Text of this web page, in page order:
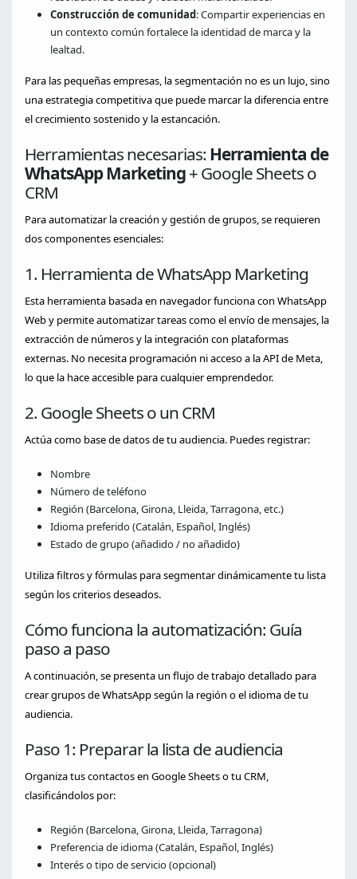
Construcción de comunidad: Compartir experiencias en
un contexto común fortalece la identidad de marca y la
lealtad.
Para las pequeñas empresas, la segmentación no es un lujo, sino
una estrategia competitiva que puede marcar la diferencia entre
el crecimiento sostenido y la estancación.
Herramientas necesarias: Herramienta de
WhatsApp Marketing+ Google Sheets o
CRM
Para automatizar la creación y gestión de grupos, se requieren
dos componentes esenciales:
1. Herramienta de WhatsApp Marketing
Esta herramienta basada en navegador funciona con WhatsApp
Web y permite automatizar tareas como el envío de mensajes, la
extracción de números y la integración con plataformas
externas. No necesita programación ni acceso a la API de Meta,
lo que la hace accesible para cualquier emprendedor.
2. Google Sheets o un CRM
Actúa como base de datos de tu audiencia. Puedes registrar:
Nombre
Número de teléfono
Región (Barcelona, Girona, Lleida, Tarragona, etc.)
Idioma preferido (Catalán, Español, Inglés)
Estado de grupo (añadido / no añadido)
Utiliza filtros y fórmulas para segmentar dinámicamente tu lista
según los criterios deseados.
Cómo funciona la automatización: Guía
paso a paso
A continuación, se presenta un flujo de trabajo detallado para
crear grupos de WhatsApp según la región o el idioma de tu
audiencia.
Paso 1: Preparar la lista de audiencia
Organiza tus contactos en Google Sheets o tu CRM,
clasificándolos por:
Región (Barcelona, Girona, Lleida, Tarragona)
Preferencia de idioma (Catalán, Español, Inglés)
Interés o tipo de servicio (opcional)